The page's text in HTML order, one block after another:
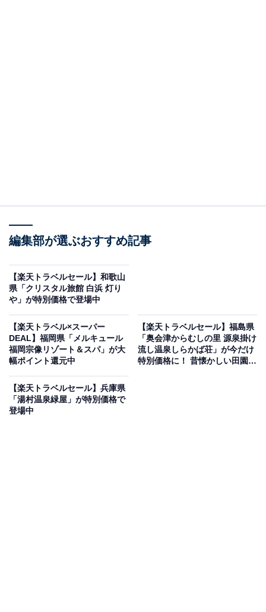
「盛岡つなぎ温泉 四季亭」は現在特別価格で宿泊可能で
す。
楽天トラベルでホテルを見る
この宿泊施設のおすすめポイントは？
編集部が選ぶおすすめ記事
【楽天トラベルセール】和歌山
県「クリスタル旅館 白浜 灯り
や」が特別価格で登場中
【楽天トラベル×スーパー
DEAL】福岡県「メルキュール
福岡宗像リゾート＆スパ」が大
幅ポイント還元中
【楽天トラベルセール】福島県
「奥会津からむしの里 源泉掛け
流し温泉しらかば荘」が今だけ
特別価格に！ 昔懐かしい田園風
【楽天トラベルセール】兵庫県
「湯村温泉緑屋」が特別価格で
登場中